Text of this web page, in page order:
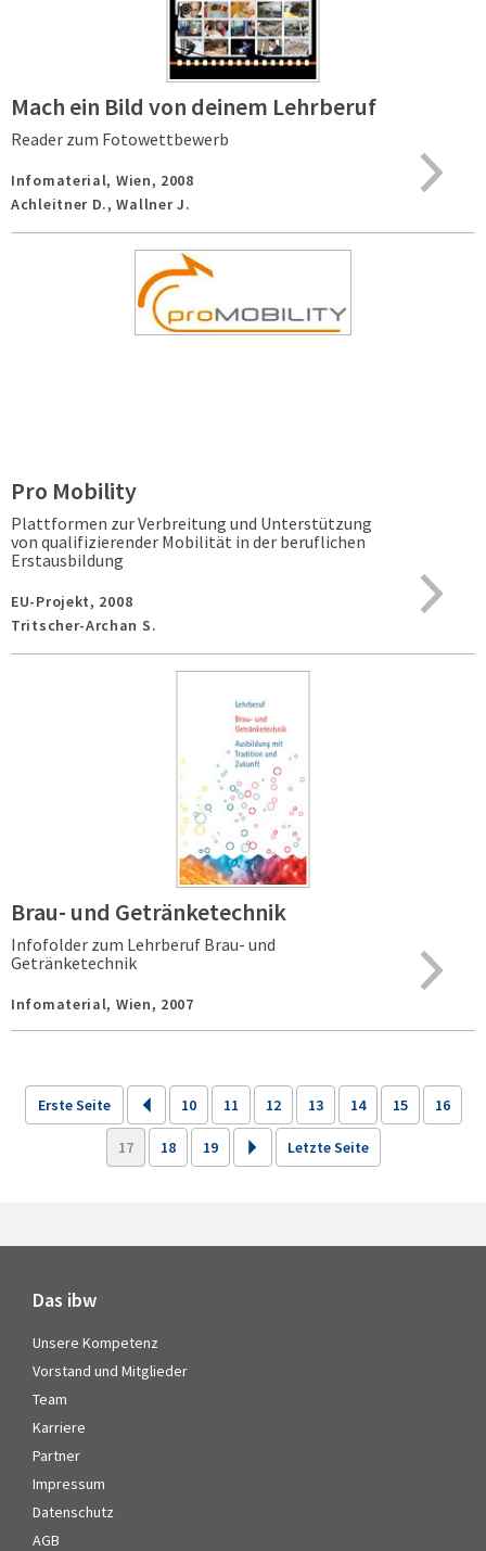
Mach ein Bild von deinem Lehrberuf
Reader zum Fotowettbewerb
Infomaterial, Wien, 2008
Achleitner D., Wallner J.
Pro Mobility
Plattformen zur Verbreitung und Unterstützung
von qualifizierender Mobilität in der beruflichen
Erstausbildung
EU-Projekt, 2008
Tritscher-Archan S.
Brau- und Getränketechnik
Infofolder zum Lehrberuf Brau- und
Getränketechnik
Infomaterial, Wien, 2007
Erste Seite 10 11 12 13 14 15 16
17 18 19 Letzte Seite
Das ibw
Unsere Kompetenz
Vorstand und Mitglieder
Team
Karriere
Partner
Impressum
Datenschutz
AGB